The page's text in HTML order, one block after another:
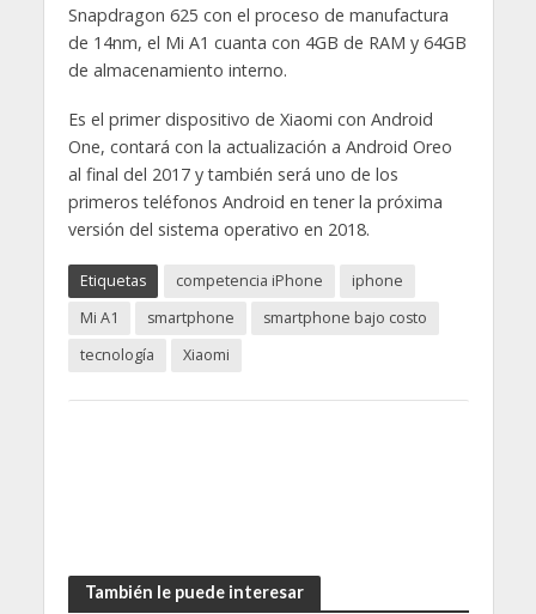
Snapdragon 625 con el proceso de manufactura
de 14nm, el Mi A1 cuanta con 4GB de RAM y 64GB
de almacenamiento interno.
Es el primer dispositivo de Xiaomi con Android
One, contará con la actualización a Android Oreo
al final del 2017 y también será uno de los
primeros teléfonos Android en tener la próxima
versión del sistema operativo en 2018.
Etiquetas competencia iPhone
iphone
Mi A1
smartphone
smartphone bajo costo
tecnología
Xiaomi
También le puede interesar